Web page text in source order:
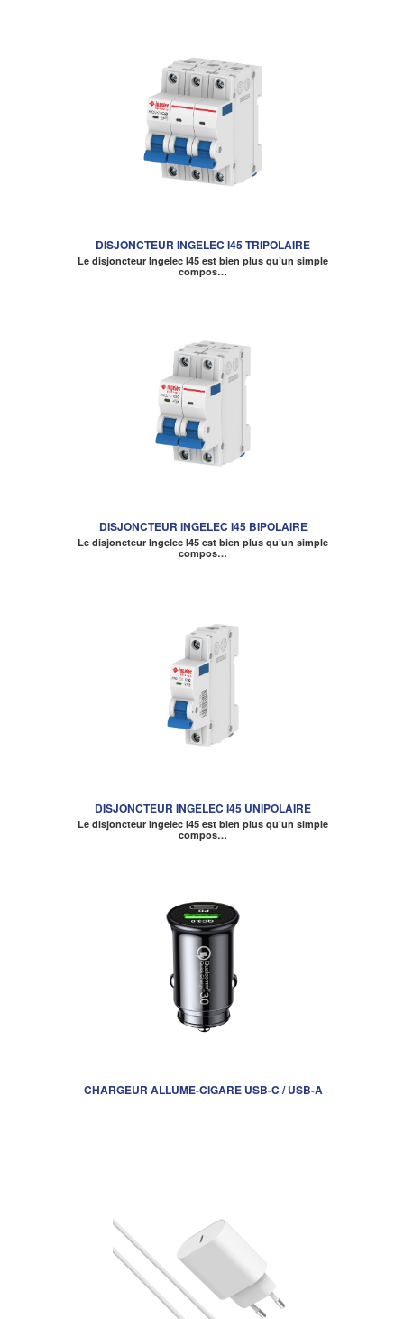
DISJONCTEUR INGELEC I45 TRIPOLAIRE
Le disjoncteur Ingelec I45 est bien plus qu’un simple
compos…
DISJONCTEUR INGELEC I45 BIPOLAIRE
Le disjoncteur Ingelec I45 est bien plus qu’un simple
compos…
DISJONCTEUR INGELEC I45 UNIPOLAIRE
Le disjoncteur Ingelec I45 est bien plus qu’un simple
compos…
CHARGEUR ALLUME-CIGARE USB-C / USB-A